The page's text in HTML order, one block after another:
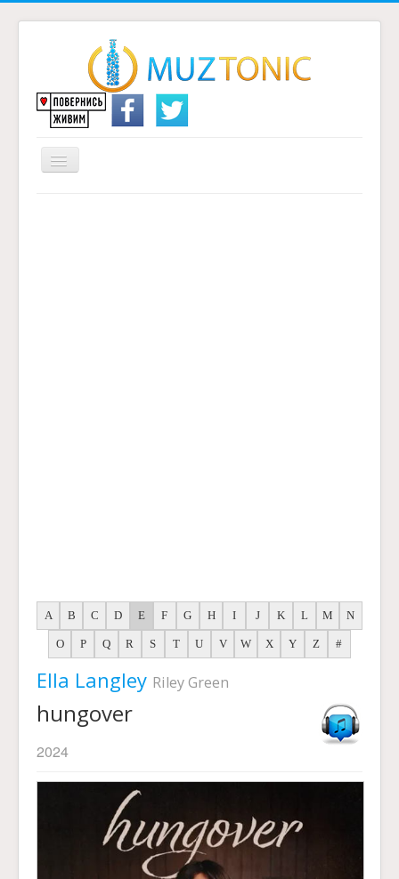
Перемикач
навігації
A B C D E F G H I J K L M N
O P Q R S T U V W X Y Z #
Ella Langley Riley Green
hungover
2024